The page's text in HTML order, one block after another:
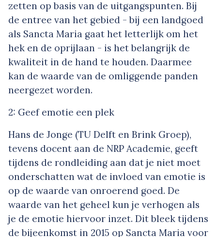
zetten op basis van de uitgangspunten. Bij
de entree van het gebied - bij een landgoed
als Sancta Maria gaat het letterlijk om het
hek en de oprijlaan - is het belangrijk de
kwaliteit in de hand te houden. Daarmee
kan de waarde van de omliggende panden
neergezet worden.
2: Geef emotie een plek
Hans de Jonge (TU Delft en Brink Groep),
tevens docent aan de NRP Academie, geeft
tijdens de rondleiding aan dat je niet moet
onderschatten wat de invloed van emotie is
op de waarde van onroerend goed. De
waarde van het geheel kun je verhogen als
je de emotie hiervoor inzet. Dit bleek tijdens
de bijeenkomst in 2015 op Sancta Maria voor